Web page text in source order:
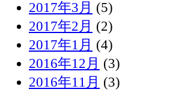
2017年3月 (5)
2017年2月 (2)
2017年1月 (4)
2016年12月 (3)
2016年11月 (3)